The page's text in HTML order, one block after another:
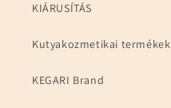
KIÁRUSÍTÁS
Kutyakozmetikai termékek
KEGARI Brand